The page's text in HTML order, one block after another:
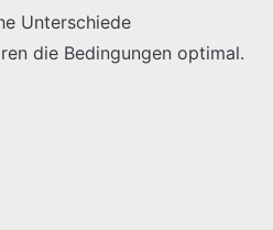
Unterschiede
die Bedingungen optimal.